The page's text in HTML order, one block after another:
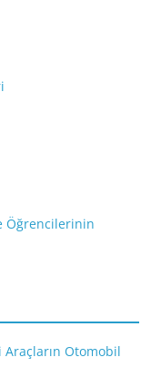
Öğrencilerinin
Otomobil